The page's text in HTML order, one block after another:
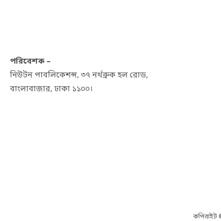
পরিবেশক –
নিউটন পাবলিকেশন্স, ৩৭ নর্থব্রুক হল রোড,
বাংলাবাজার, ঢাকা ১১০০।
কপিরাইট